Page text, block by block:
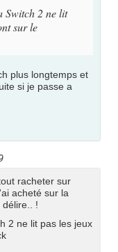
Switch 2 ne lit
sur le
plus longtemps et
si je passe a
racheter sur
acheté sur la
délire.. !
2 ne lit pas les jeux